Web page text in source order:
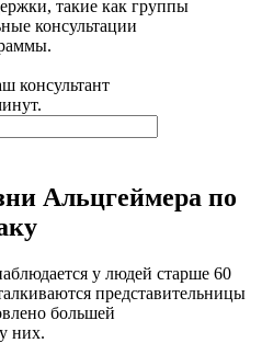
такие как группы
консультации
консультант
Альцгеймера по
у людей старше 60
представительницы
большей
них.